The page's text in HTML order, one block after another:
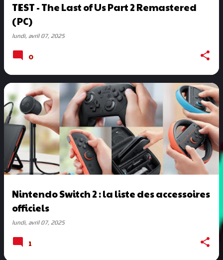
TEST - The Last of Us Part 2 Remastered
(PC)
lundi, avril 07, 2025
0
Nintendo Switch 2 : la liste des accessoires
officiels
lundi, avril 07, 2025
1